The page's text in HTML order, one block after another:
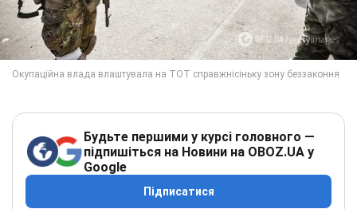
Будьте першими у курсі головного —
підпишіться на Новини на OBOZ.UA у
Google
Підписатися